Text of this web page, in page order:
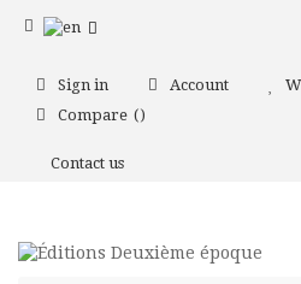
Sign in Account
Compare
Contact us